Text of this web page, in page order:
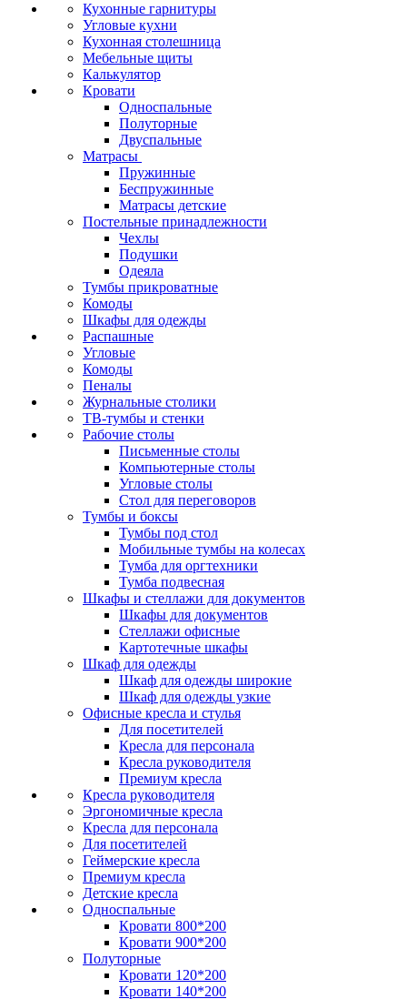
Кухонные гарнитуры
Угловые кухни
Кухонная столешница
Мебельные щиты
Калькулятор
Кровати
Односпальные
Полуторные
Двуспальные
Матрасы
Пружинные
Беспружинные
Матрасы детские
Постельные принадлежности
Чехлы
Подушки
Одеяла
Тумбы прикроватные
Комоды
Шкафы для одежды
Распашные
Угловые
Комоды
Пеналы
Журнальные столики
ТВ‑тумбы и стенки
Рабочие столы
Письменные столы
Компьютерные столы
Угловые столы
Стол для переговоров
Тумбы и боксы
Тумбы под стол
Мобильные тумбы на колесах
Тумба для оргтехники
Тумба подвесная
Шкафы и стеллажи для документов
Шкафы для документов
Стеллажи офисные
Картотечные шкафы
Шкаф для одежды
Шкаф для одежды широкие
Шкаф для одежды узкие
Офисные кресла и стулья
Для посетителей
Кресла для персонала
Кресла руководителя
Премиум кресла
Кресла руководителя
Эргономичные кресла
Кресла для персонала
Для посетителей
Геймерские кресла
Премиум кресла
Детские кресла
Односпальные
Кровати 800*200
Кровати 900*200
Полуторные
Кровати 120*200
Кровати 140*200